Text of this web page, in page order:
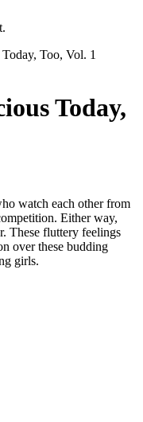
Too, Vol. 1
Today,
watch each other from
Either way,
These fluttery feelings
over these budding
girls.